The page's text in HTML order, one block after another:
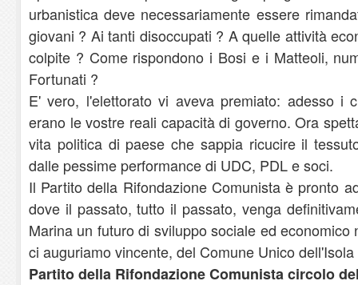
urbanistica deve necessariamente essere
giovani ? Ai tanti disoccupati ? A quelle attività
colpite ? Come rispondono i Bosi e i Matteoli,
Fortunati ?
E' vero, l'elettorato vi aveva premiato: adesso i
erano le vostre reali capacità di governo. Ora
vita politica di paese che sappia ricucire il
dalle pessime performance di UDC, PDL e soci.
Il Partito della Rifondazione Comunista è pronto
dove il passato, tutto il passato, venga
Marina un futuro di sviluppo sociale ed
ci auguriamo vincente, del Comune Unico
Partito della Rifondazione Comunista circolo